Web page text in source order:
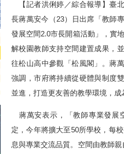
【記者洪俐婷／綜合報導】臺
長蔣萬安今（23）日出席「教師
發展空間2.0市長開箱活動」，實
解校園教師支持空間建置成果，
往松山高中參觀「松風閣」。蔣
強調，市府將持續從硬體與制度
並進，打造更友善的教學環境，
蔣萬安表示，「教師專業發展
定，今年將擴大至50所學校，每
息與專業交流品質。空間由教師